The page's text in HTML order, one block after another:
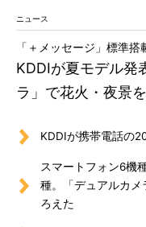
ニュース
KDDIが夏モデル
ラ」で花火・夜景
「＋メッセージ」標準搭
KDDIが携帯電話の
スマートフォン6機
種。「デュアルカ
ろえた